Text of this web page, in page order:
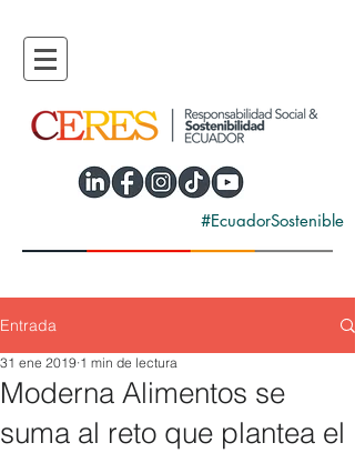
#EcuadorSostenible
Entrada
Moderna Alimentos se
suma al reto que plantea el
31 ene 2019 1 min de lectura